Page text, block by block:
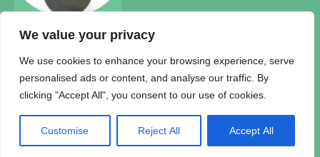
We value your privacy
We use cookies to enhance your browsing experience, serve
personalised ads or content, and analyse our traffic. By
clicking "Accept All", you consent to our use of cookies.
Customise Reject All Accept All
Actualités
Accueil Itinérance
Politique de confidentialité Plan du Site Mentions légales
© 2026 Association Itinérance